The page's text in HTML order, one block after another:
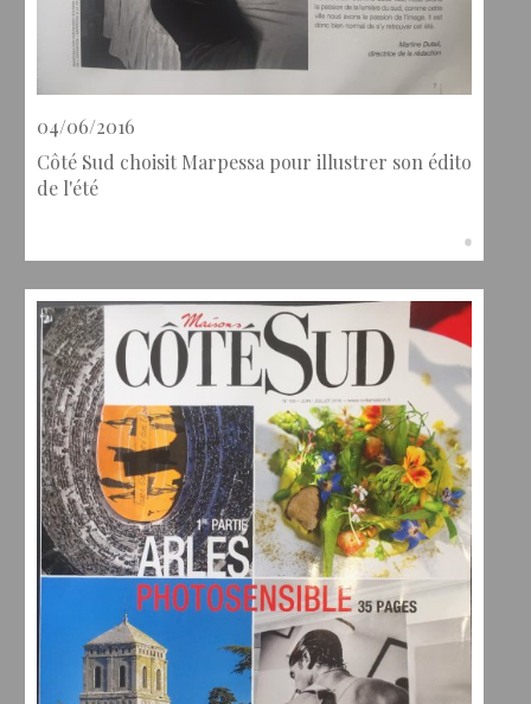
04/06/2016
Côté Sud choisit Marpessa pour illustrer son édito
de l'été